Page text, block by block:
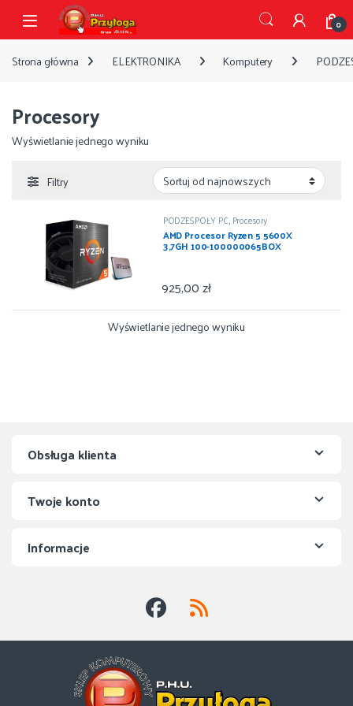
Przejdź do nawigacji
Przejdź do treści
Open 0
Strona główna ELEKTRONIKA Komputery
Procesory
Wyświetlanie jednego wyniku
Filtry
PODZESPOŁY PC, Procesory
AMD Procesor Ryzen 5 5600X
3,7GH 100-100000065BOX
925,00zł
Wyświetlanie jednego wyniku
Obsługa klienta
Twoje konto
Informacje